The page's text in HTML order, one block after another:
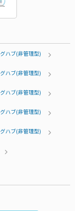
ハブ(非管理型)
ハブ(非管理型)
ハブ(非管理型)
ハブ(非管理型)
ハブ(非管理型)